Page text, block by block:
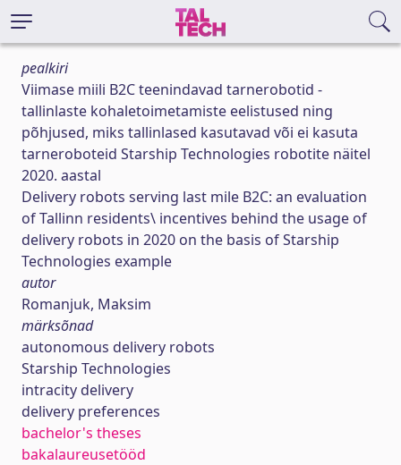
pealkiri
Viimase miili B2C teenindavad tarnerobotid -
tallinlaste kohaletoimetamiste eelistused ning
põhjused, miks tallinlased kasutavad või ei kasuta
tarneroboteid Starship Technologies robotite näitel
2020. aastal
Delivery robots serving last mile B2C: an evaluation
of Tallinn residents\ incentives behind the usage of
delivery robots in 2020 on the basis of Starship
Technologies example
autor
Romanjuk, Maksim
märksõnad
autonomous delivery robots
Starship Technologies
intracity delivery
delivery preferences
bachelor's theses
bakalaureusetööd